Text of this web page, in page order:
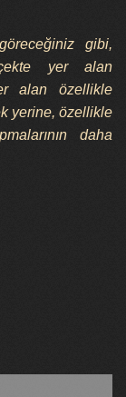
gibi,
yer alan
alan özellikle
yerine, özellikle
daha